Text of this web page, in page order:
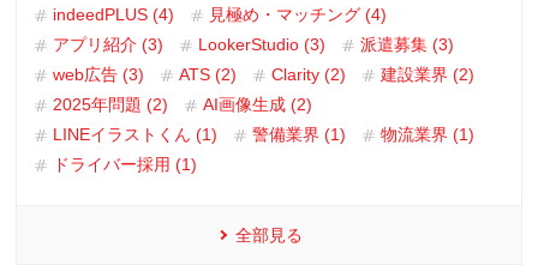
indeedPLUS (4)
見極め・マッチング (4)
アプリ紹介 (3)
LookerStudio (3)
派遣募集 (3)
web広告 (3)
ATS (2) Clarity (2)
建設業界 (2)
2025年問題 (2)
AI画像生成 (2)
LINEイラストくん (1)
警備業界 (1)
物流業界 (1)
ドライバー採用 (1)
全部見る